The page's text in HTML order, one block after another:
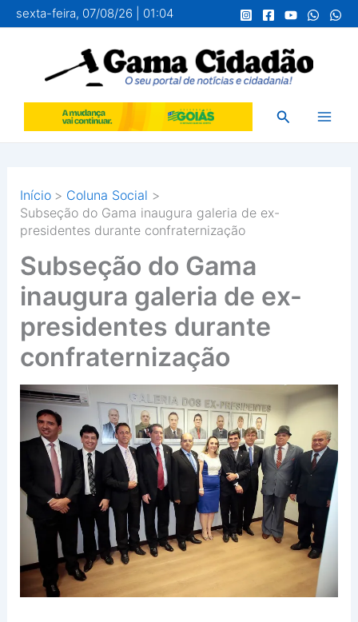
para
conteúdo
sexta-feira, 07/08/26 | 01:04
Pesquisar
Início
Coluna Social
Subseção do Gama inaugura galeria de ex-
presidentes durante confraternização
Subseção do Gama
inaugura galeria de ex-
presidentes durante
confraternização